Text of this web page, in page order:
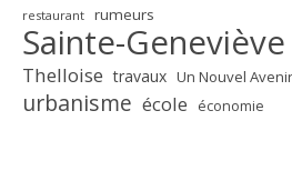
restaurant rumeurs
Sainte-
Thelloise travaux Un Nouvel
urbanisme école économie